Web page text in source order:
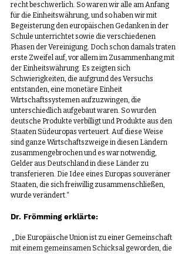
recht beschwerlich. So waren wir alle am Anfang
für die Einheitswährung, und so haben wir mit
Begeisterung den europäischen Gedanken in der
Schule unterrichtet sowie die verschiedenen
Phasen der Vereinigung. Doch schon damals traten
erste Zweifel auf, vor allem im Zusammenhang mit
der Einheitswährung. Es zeigten sich
Schwierigkeiten, die aufgrund des Versuchs
entstanden, eine monetäre Einheit
Wirtschaftssystemen aufzuzwingen, die
unterschiedlich aufgebaut waren. So wurden
deutsche Produkte verbilligt und Produkte aus den
Staaten Südeuropas verteuert. Auf diese Weise
sind ganze Wirtschaftszweige in diesen Ländern
zusammengebrochen und es war notwendig,
Gelder aus Deutschland in diese Länder zu
transferieren. Die Idee eines Europas souveräner
Staaten, die sich freiwillig zusammenschließen,
wurde verändert.“
Dr. Frömming erklärte:
mit einem gemeinsamen Schicksal geworden, die